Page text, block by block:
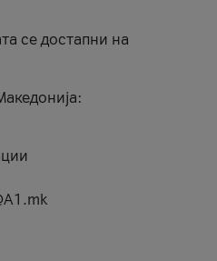
се достапни на